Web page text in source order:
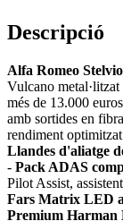
Descripció
Alfa Romeo
Vulcano metal·litzat
més de 13.000
amb sortides en
rendiment
Llandes d'aliatge
- Pack ADAS
Pilot Assist,
Fars Matrix LED
Premium Harman